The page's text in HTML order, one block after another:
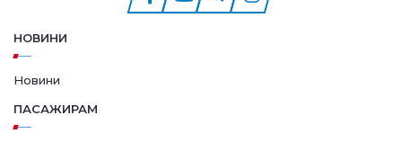
НОВИНИ
Новини
ПАСАЖИРАМ